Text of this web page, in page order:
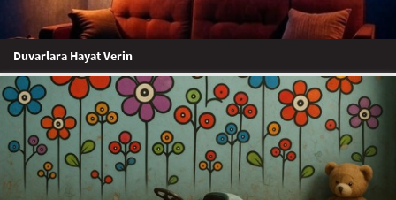
Duvarlara Hayat Verin